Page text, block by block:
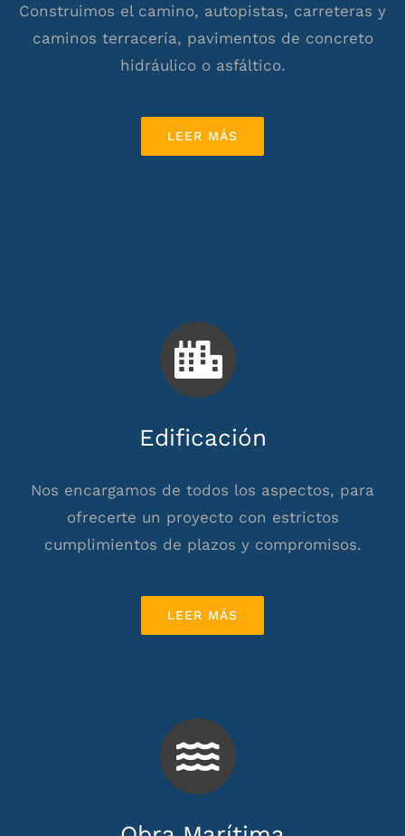
Construimos el camino, autopistas, carreteras y
caminos terracería, pavimentos de concreto
hidráulico o asfáltico.
LEER MÁS
Edificación
Nos encargamos de todos los aspectos, para
ofrecerte un proyecto con estrictos
cumplimientos de plazos y compromisos.
LEER MÁS